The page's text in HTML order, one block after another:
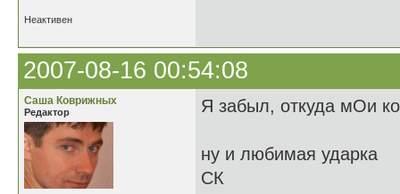
Неактивен
2007-08-16 00:54:08
Саша Коврижных
Редактор Я забыл, откуда мОи
ну и любимая ударка
СК